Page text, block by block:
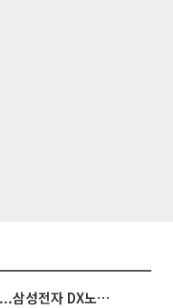
3445억 자사주 지급 마쳤는데...삼성전자 DX노조, 뒤늦은 '떼쓰기 집회'